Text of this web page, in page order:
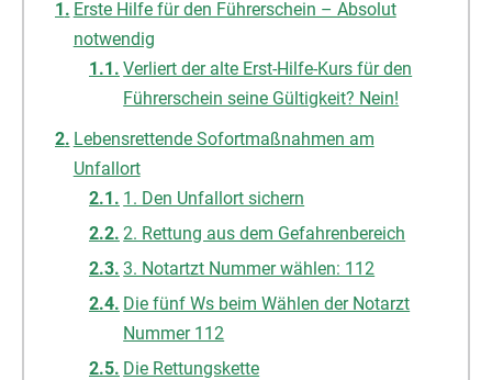
Erste Hilfe für den Führerschein – Absolut
notwendig
Verliert der alte Erst-Hilfe-Kurs für den
Führerschein seine Gültigkeit? Nein!
Lebensrettende Sofortmaßnahmen am
Unfallort
1. Den Unfallort sichern
2. Rettung aus dem Gefahrenbereich
3. Notartzt Nummer wählen: 112
Die fünf Ws beim Wählen der Notarzt
Nummer 112
Die Rettungskette